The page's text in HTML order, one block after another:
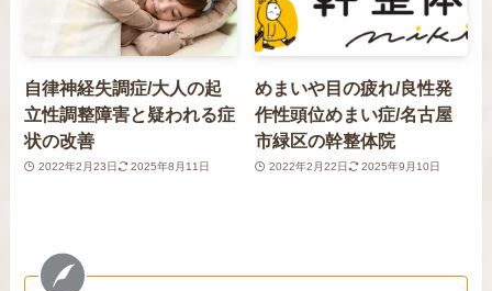
自律神経失調症/大人の起
立性調整障害と疑われる症
状の改善
2022年2月23日 2025年8月11日
めまいや目の疲れ/良性発
作性頭位めまい症/名古屋
市緑区の幹整体院
2022年2月22日 2025年9月10日